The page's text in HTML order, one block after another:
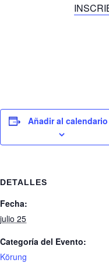
Añadir al calendario
DETALLES
Fecha:
julio 25
Categoría del Evento:
Körung